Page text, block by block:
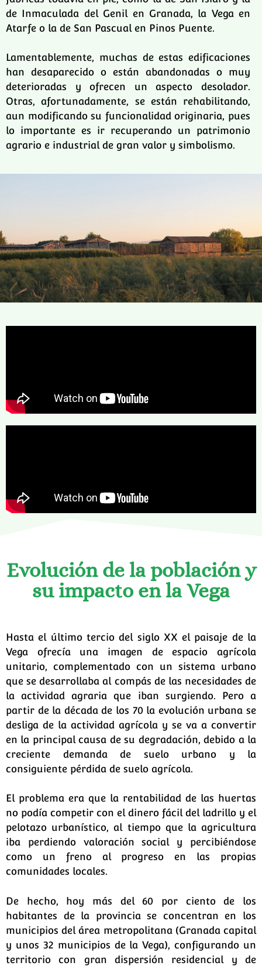
de Inmaculada del Genil en Granada, la Vega en
Atarfe o la de San Pascual en Pinos Puente.
Lamentablemente, muchas de estas edificaciones
han desaparecido o están abandonadas o muy
deterioradas y ofrecen un aspecto desolador.
Otras, afortunadamente, se están rehabilitando,
aun modificando su funcionalidad originaria, pues
lo importante es ir recuperando un patrimonio
agrario e industrial de gran valor y simbolismo.
Evolución de la población y
su impacto en la Vega
Hasta el último tercio del siglo XX el paisaje de la
Vega ofrecía una imagen de espacio agrícola
unitario, complementado con un sistema urbano
que se desarrollaba al compás de las necesidades de
la actividad agraria que iban surgiendo. Pero a
partir de la década de los 70 la evolución urbana se
desliga de la actividad agrícola y se va a convertir
en la principal causa de su degradación, debido a la
creciente demanda de suelo urbano y la
consiguiente pérdida de suelo agrícola.
El problema era que la rentabilidad de las huertas
no podía competir con el dinero fácil del ladrillo y el
pelotazo urbanístico, al tiempo que la agricultura
iba perdiendo valoración social y percibiéndose
como un freno al progreso en las propias
comunidades locales.
De hecho, hoy más del 60 por ciento de los
habitantes de la provincia se concentran en los
municipios del área metropolitana (Granada capital
y unos 32 municipios de la Vega), configurando un
territorio con gran dispersión residencial y de